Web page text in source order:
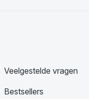
Veelgestelde vragen
Bestsellers